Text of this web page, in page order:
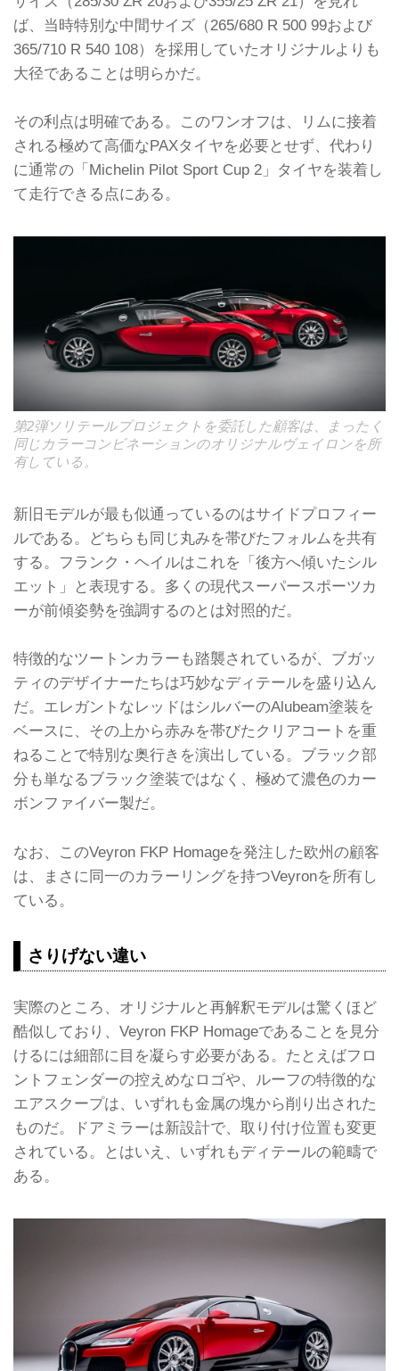
ば、当時特別な中間サイズ（265/680 R 500 99および
365/710 R 540 108）を採用していたオリジナルよりも
大径であることは明らかだ。
その利点は明確である。このワンオフは、リムに接着
される極めて高価なPAXタイヤを必要とせず、代わり
に通常の「Michelin Pilot Sport Cup 2」タイヤを装着し
て走行できる点にある。
第2弾ソリテールプロジェクトを委託した顧客は、まったく
同じカラーコンビネーションのオリジナルヴェイロンを所
有している。
新旧モデルが最も似通っているのはサイドプロフィー
ルである。どちらも同じ丸みを帯びたフォルムを共有
する。フランク・ヘイルはこれを「後方へ傾いたシル
エット」と表現する。多くの現代スーパースポーツカ
ーが前傾姿勢を強調するのとは対照的だ。
特徴的なツートンカラーも踏襲されているが、ブガッ
ティのデザイナーたちは巧妙なディテールを盛り込ん
だ。エレガントなレッドはシルバーのAlubeam塗装を
ベースに、その上から赤みを帯びたクリアコートを重
ねることで特別な奥行きを演出している。ブラック部
分も単なるブラック塗装ではなく、極めて濃色のカー
ボンファイバー製だ。
なお、このVeyron FKP Homageを発注した欧州の顧客
は、まさに同一のカラーリングを持つVeyronを所有し
ている。
さりげない違い
実際のところ、オリジナルと再解釈モデルは驚くほど
酷似しており、Veyron FKP Homageであることを見分
けるには細部に目を凝らす必要がある。たとえばフロ
ントフェンダーの控えめなロゴや、ルーフの特徴的な
エアスクープは、いずれも金属の塊から削り出された
ものだ。ドアミラーは新設計で、取り付け位置も変更
されている。とはいえ、いずれもディテールの範疇で
ある。